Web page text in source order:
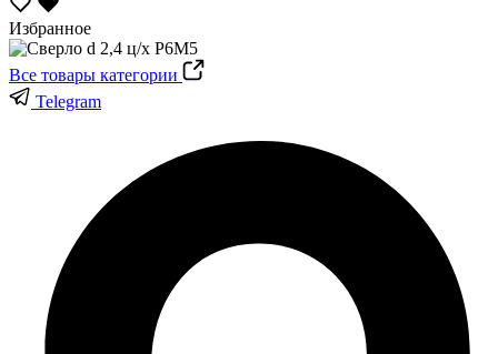
Избранное
Все товары категории
Telegram